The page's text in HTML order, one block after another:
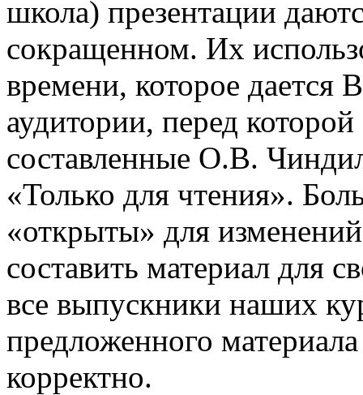
школа) презентации
сокращенном. Их
времени, которое дается
аудитории, перед
составленные О.В.
«Только для чтения».
«открыты» для
составить материал для
все выпускники наших
предложенного
корректно.